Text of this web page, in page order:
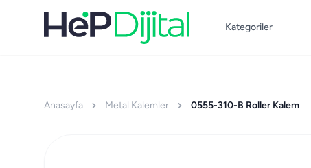
Kategoriler
Anasayfa Metal Kalemler 0555-310-B Roller Kalem